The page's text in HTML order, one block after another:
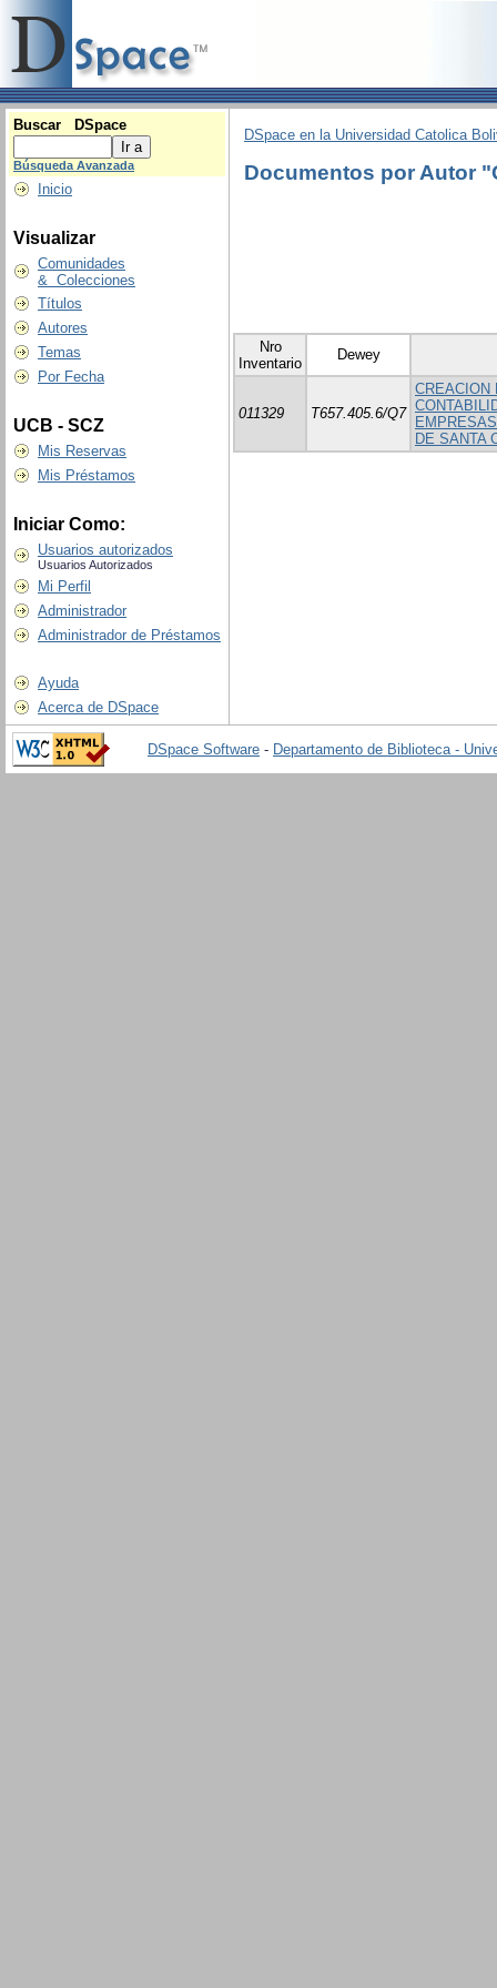
Buscar DSpace
Búsqueda Avanzada
Inicio
Visualizar
Comunidades
& Colecciones
Títulos
Autores
Temas
Por Fecha
UCB - SCZ
Mis Reservas
Mis Préstamos
Iniciar Como:
Usuarios autorizados
Usuarios Autorizados
Mi Perfil
Administrador
Administrador de Préstamos
Ayuda
Acerca de DSpace
DSpace en la Universidad Catolica
Documentos por Autor
Nro
Inventario
Dewey
011329 T657.405.6/Q7
CREACION
DE SANTA
DSpace Software - Departamento de Biblioteca -